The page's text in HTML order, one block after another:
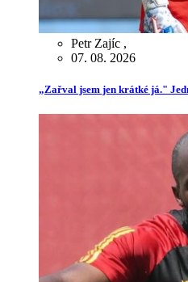
Petr Zajíc ,
07. 08. 2026
„Zařval jsem jen krátké já."